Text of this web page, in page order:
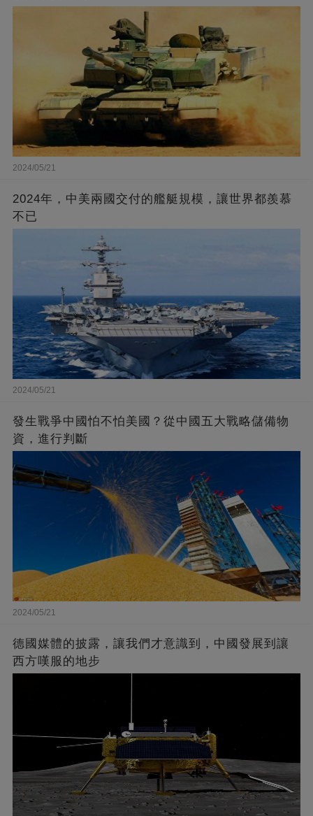
2024/05/21
2024年，中美兩國交付的艦艇規模，讓世界都羨慕
不已
2024/05/21
發生戰爭中國怕不怕美國？從中國五大戰略儲備物
資，進行判斷
2024/05/21
德國媒體的披露，讓我們才意識到，中國發展到讓
西方嘆服的地步